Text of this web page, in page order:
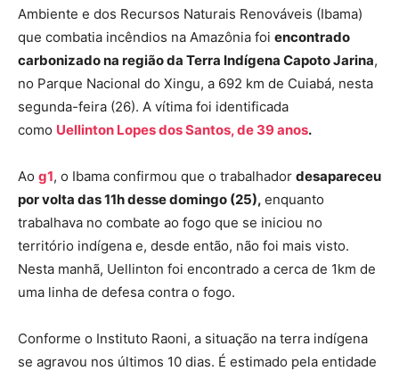
Ambiente e dos Recursos Naturais Renováveis (Ibama)
que combatia incêndios na Amazônia foi encontrado
carbonizado na região da Terra Indígena Capoto Jarina,
no Parque Nacional do Xingu, a 692 km de Cuiabá, nesta
segunda-feira (26). A vítima foi identificada
como Uellinton Lopes dos Santos, de 39 anos.
Ao g1, o Ibama confirmou que o trabalhador desapareceu
por volta das 11h desse domingo (25), enquanto
trabalhava no combate ao fogo que se iniciou no
território indígena e, desde então, não foi mais visto.
Nesta manhã, Uellinton foi encontrado a cerca de 1km de
uma linha de defesa contra o fogo.
Conforme o Instituto Raoni, a situação na terra indígena
se agravou nos últimos 10 dias. É estimado pela entidade